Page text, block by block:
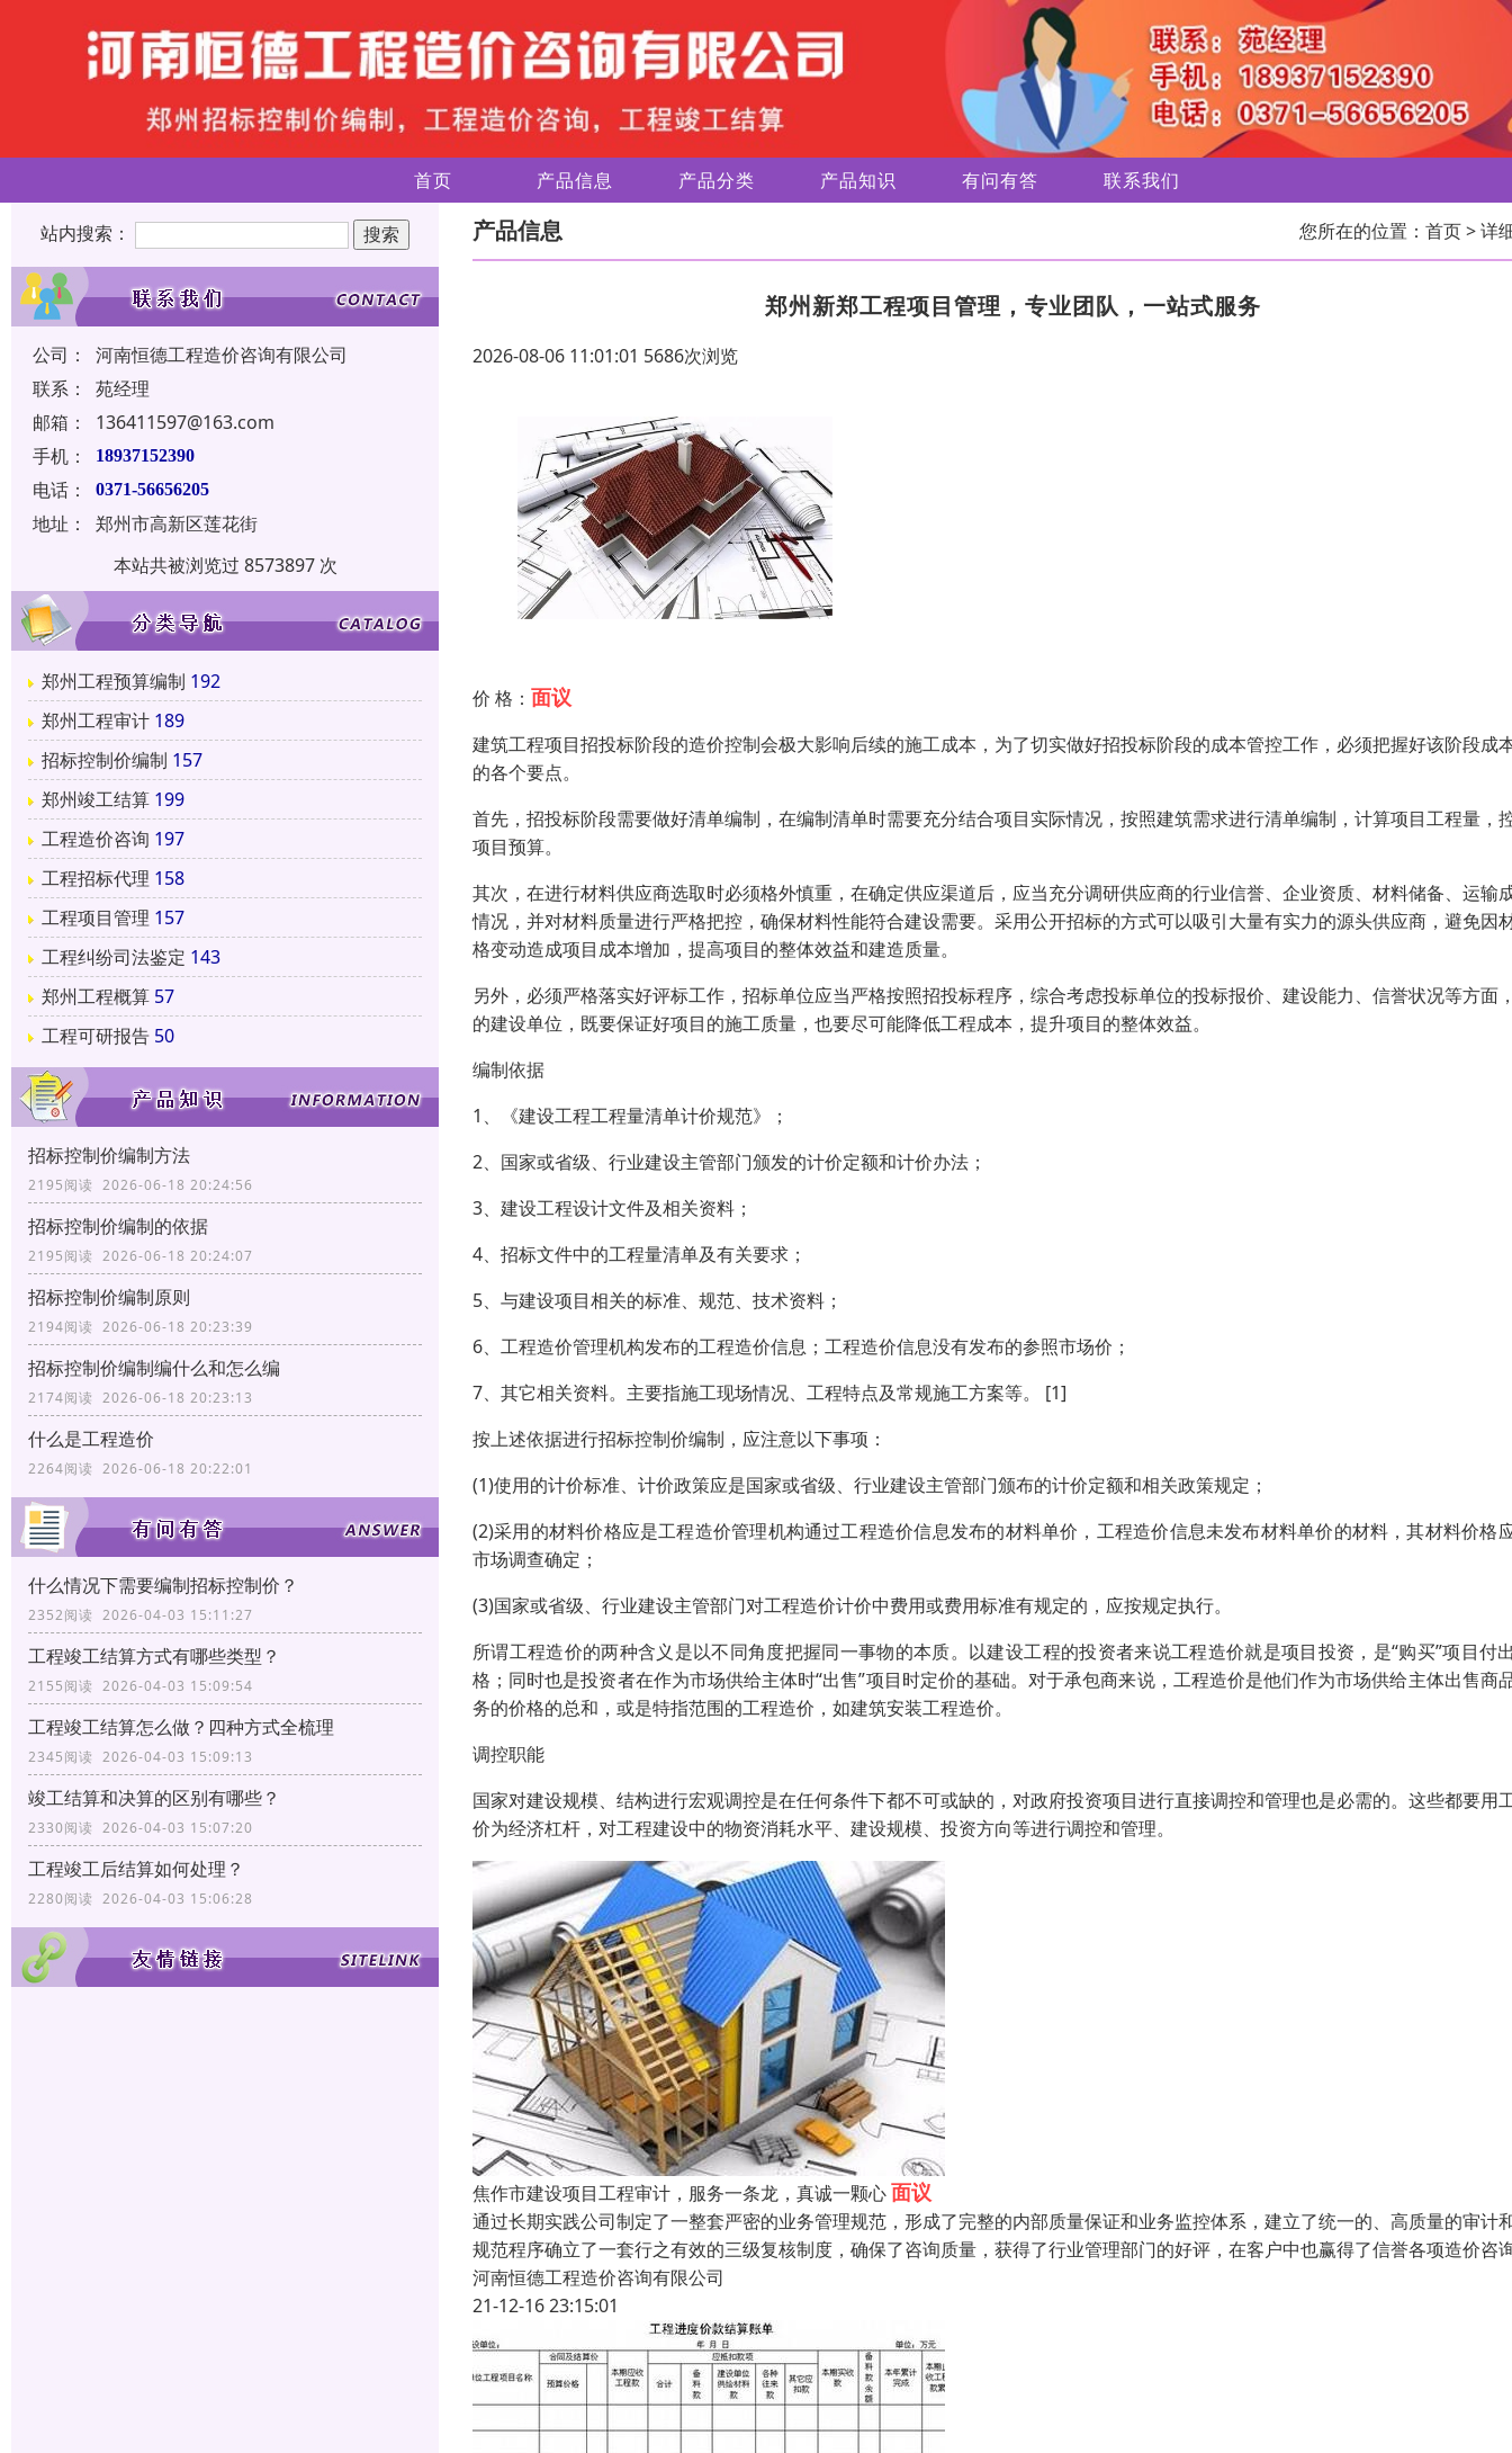
首页 产品信息 产品分类 产品知识 有问有答 联系我们
站内搜索：
公司：
河南恒德工程造价咨询有限公司
联系：
苑经理
邮箱：
136411597@163.com
手机：
18937152390
电话： 0371-56656205
地址：
郑州市高新区莲花街
本站共被浏览过 8573897 次
郑州工程预算编制 192
郑州工程审计 189
招标控制价编制 157
郑州竣工结算 199
工程造价咨询 197
工程招标代理 158
工程项目管理 157
工程纠纷司法鉴定 143
郑州工程概算 57
工程可研报告 50
招标控制价编制方法
2195阅读 2026-06-18 20:24:56
招标控制价编制的依据
2195阅读 2026-06-18 20:24:07
招标控制价编制原则
2194阅读 2026-06-18 20:23:39
招标控制价编制编什么和怎么编
2174阅读 2026-06-18 20:23:13
什么是工程造价
2264阅读 2026-06-18 20:22:01
什么情况下需要编制招标控制价？
2352阅读 2026-04-03 15:11:27
工程竣工结算方式有哪些类型？
2155阅读 2026-04-03 15:09:54
工程竣工结算怎么做？四种方式全梳理
2345阅读 2026-04-03 15:09:13
竣工结算和决算的区别有哪些？
2330阅读 2026-04-03 15:07:20
工程竣工后结算如何处理？
2280阅读 2026-04-03 15:06:28
产品信息 您所在的位置： 首页> 详
郑州新郑工程项目管理，专业团队，一站式服务
2026-08-06 11:01:01 5686次浏览
价 格： 面议
建筑工程项目招投标阶段的造价控制会极大影响后续的施工成本，为了切实做好招投标阶段的成本管控工作，必须把握好该阶段成
的各个要点。
首先，招投标阶段需要做好清单编制，在编制清单时需要充分结合项目实际情况，按照建筑需求进行清单编制，计算项目工程量，
项目预算。
其次，在进行材料供应商选取时必须格外慎重，在确定供应渠道后，应当充分调研供应商的行业信誉、企业资质、材料储备、运输
情况，并对材料质量进行严格把控，确保材料性能符合建设需要。采用公开招标的方式可以吸引大量有实力的源头供应商，避免因
格变动造成项目成本增加，提高项目的整体效益和建造质量。
另外，必须严格落实好评标工作，招标单位应当严格按照招投标程序，综合考虑投标单位的投标报价、建设能力、信誉状况等方面
的建设单位，既要保证好项目的施工质量，也要尽可能降低工程成本，提升项目的整体效益。
编制依据
1、《建设工程工程量清单计价规范》；
2、国家或省级、行业建设主管部门颁发的计价定额和计价办法；
3、建设工程设计文件及相关资料；
4、招标文件中的工程量清单及有关要求；
5、与建设项目相关的标准、规范、技术资料；
6、工程造价管理机构发布的工程造价信息；工程造价信息没有发布的参照市场价；
7、其它相关资料。主要指施工现场情况、工程特点及常规施工方案等。 [1]
按上述依据进行招标控制价编制，应注意以下事项：
(1)使用的计价标准、计价政策应是国家或省级、行业建设主管部门颁布的计价定额和相关政策规定；
(2)采用的材料价格应是工程造价管理机构通过工程造价信息发布的材料单价，工程造价信息未发布材料单价的材料，其材料价格
市场调查确定；
(3)国家或省级、行业建设主管部门对工程造价计价中费用或费用标准有规定的，应按规定执行。
所谓工程造价的两种含义是以不同角度把握同一事物的本质。以建设工程的投资者来说工程造价就是项目投资，是“购买”项目付
格；同时也是投资者在作为市场供给主体时“出售”项目时定价的基础。对于承包商来说，工程造价是他们作为市场供给主体出售商
务的价格的总和，或是特指范围的工程造价，如建筑安装工程造价。
调控职能
国家对建设规模、结构进行宏观调控是在任何条件下都不可或缺的，对政府投资项目进行直接调控和管理也是必需的。这些都要用
价为经济杠杆，对工程建设中的物资消耗水平、建设规模、投资方向等进行调控和管理。
焦作市建设项目工程审计，服务一条龙，真诚一颗心面议
通过长期实践公司制定了一整套严密的业务管理规范，形成了完整的内部质量保证和业务监控体系，建立了统一的、高质量的审计
规范程序确立了一套行之有效的三级复核制度，确保了咨询质量，获得了行业管理部门的好评，在客户中也赢得了信誉各项造价咨
河南恒德工程造价咨询有限公司
21-12-16 23:15:01